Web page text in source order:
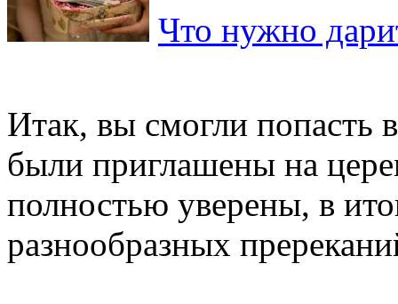
Что нужно
Итак, вы смогли попасть
были приглашены на
полностью уверены, в
разнообразных